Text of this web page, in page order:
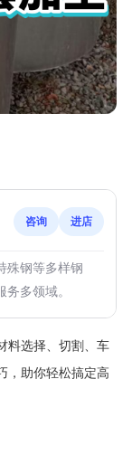
咨询 进店
殊钢等多样钢
多领域。
料选择、切割、车
，助你轻松搞定高